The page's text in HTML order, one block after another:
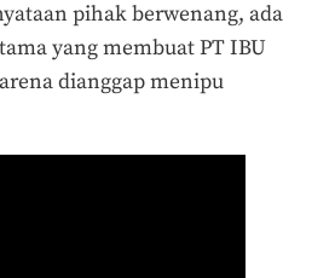
pihak berwenang, ada
yang membuat PT IBU
dianggap menipu